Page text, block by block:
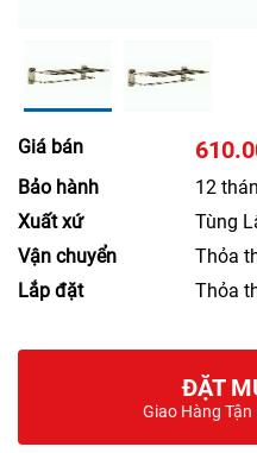
Giá bán
Bảo hành
12
Xuất xứ
Tùng
Vận chuyển
Thỏa
Lắp đặt
Thỏa
ĐẶT
Giao Hàng